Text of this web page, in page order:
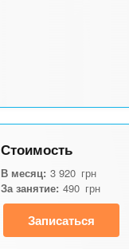
Стоимость
В месяц: 3 920 грн
За занятие: 490 грн
Записаться